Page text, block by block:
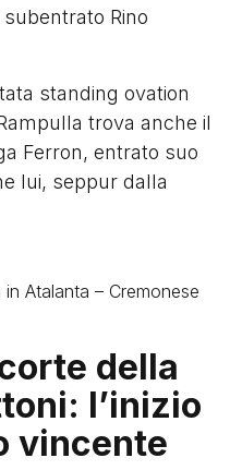
Rino
standing ovation
trova anche il
Ferron, entrato suo
lui, seppur dalla
Atalanta – Cremonese
della
l’inizio
vincente